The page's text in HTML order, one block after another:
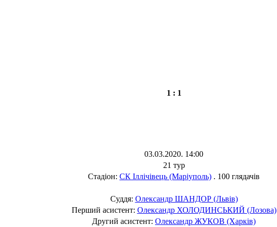
1 : 1
03.03.2020. 14:00
21 тур
Стадіон: СК Іллічівець (Маріуполь) . 100 глядачів
Суддя: Олександр ШАНДОР (Львів)
Перший асистент: Олександр ХОЛОДИНСЬКИЙ (Лозова)
Другий асистент: Олександр ЖУКОВ (Харків)